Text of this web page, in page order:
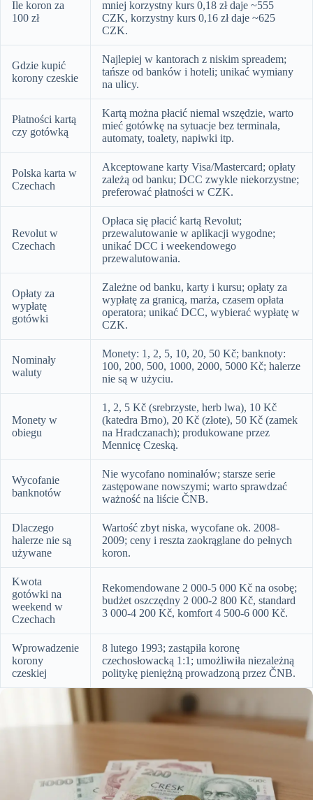
Ile koron za
100 zł
mniej korzystny kurs 0,18 zł daje ~555
CZK, korzystny kurs 0,16 zł daje ~625
CZK.
Gdzie kupić
korony czeskie
Najlepiej w kantorach z niskim spreadem;
tańsze od banków i hoteli; unikać wymiany
na ulicy.
Płatności kartą
czy gotówką
Kartą można płacić niemal wszędzie, warto
mieć gotówkę na sytuacje bez terminala,
automaty, toalety, napiwki itp.
Polska karta w
Czechach
Akceptowane karty Visa/Mastercard; opłaty
zależą od banku; DCC zwykle niekorzystne;
preferować płatności w CZK.
Revolut w
Czechach
Opłaca się płacić kartą Revolut;
przewalutowanie w aplikacji wygodne;
unikać DCC i weekendowego
przewalutowania.
Opłaty za
wypłatę
gotówki
Zależne od banku, karty i kursu; opłaty za
wypłatę za granicą, marża, czasem opłata
operatora; unikać DCC, wybierać wypłatę w
CZK.
Nominały
waluty
Monety: 1, 2, 5, 10, 20, 50 Kč; banknoty:
100, 200, 500, 1000, 2000, 5000 Kč; halerze
nie są w użyciu.
Monety w
obiegu
1, 2, 5 Kč (srebrzyste, herb lwa), 10 Kč
(katedra Brno), 20 Kč (złote), 50 Kč (zamek
na Hradczanach); produkowane przez
Mennicę Czeską.
Wycofanie
banknotów
Nie wycofano nominałów; starsze serie
zastępowane nowszymi; warto sprawdzać
ważność na liście ČNB.
Dlaczego
halerze nie są
używane
Wartość zbyt niska, wycofane ok. 2008-
2009; ceny i reszta zaokrąglane do pełnych
koron.
Kwota
gotówki na
weekend w
Czechach
Rekomendowane 2 000-5 000 Kč na osobę;
budżet oszczędny 2 000-2 800 Kč, standard
3 000-4 200 Kč, komfort 4 500-6 000 Kč.
Wprowadzenie
korony
czeskiej
8 lutego 1993; zastąpiła koronę
czechosłowacką 1:1; umożliwiła niezależną
politykę pieniężną prowadzoną przez ČNB.